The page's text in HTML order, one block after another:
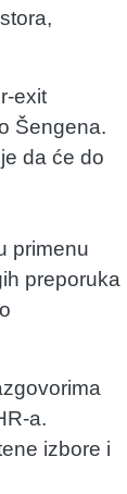
exit
Šengena.
da će do
primenu
preporuka
a.
izbore i